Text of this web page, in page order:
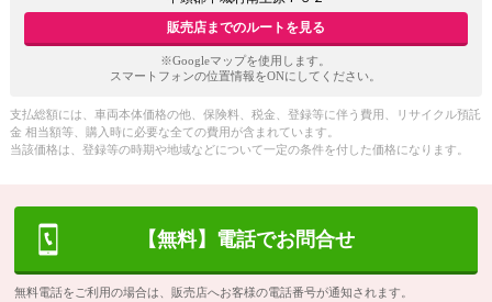
販売店までのルートを見る
※Googleマップを使用します。
スマートフォンの位置情報をONにしてください。
支払総額には、車両本体価格の他、保険料、税金、登録等に伴う費用、リサイクル預託
金 相当額等、購入時に必要な全ての費用が含まれています。
当該価格は、登録等の時期や地域などについて一定の条件を付した価格になります。
【無料】電話でお問合せ
無料電話をご利用の場合は、販売店へお客様の電話番号が通知されます。